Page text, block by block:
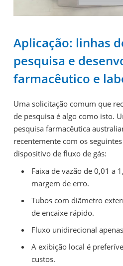
Aplicação: linhas
pesquisa e
farmacêutico e
Uma solicitação comum que
de pesquisa é algo como isto.
pesquisa farmacêutica
recentemente com os
dispositivo de fluxo de gás:
Faixa de vazão de 0,01 a
margem de erro.
Tubos com diâmetro
de encaixe rápido.
Fluxo unidirecional apenas
A exibição local é
custos.